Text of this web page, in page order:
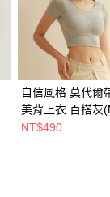
自信風格 莫代爾
美背上衣 百搭灰
4L)
NT$490